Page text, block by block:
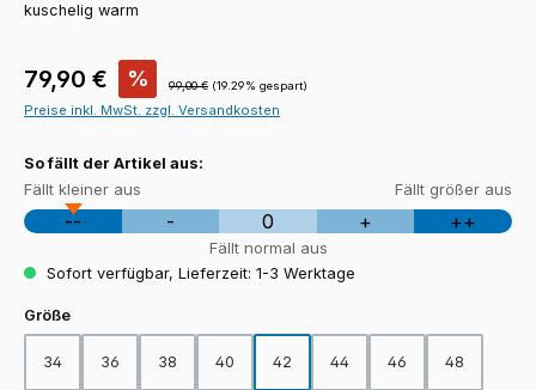
kuschelig warm
Verkaufspreis:
79,90 € % Regulärer Preis:
99,00 € (19.29% gespart)
Preise inkl. MwSt. zzgl. Versandkosten
So fällt der Artikel aus:
Fällt kleiner aus Fällt größer aus
-- - 0 + ++
Fällt normal aus
Sofort verfügbar, Lieferzeit: 1-3 Werktage
Größeauswählen
34 36 38 40 42 44 46 48